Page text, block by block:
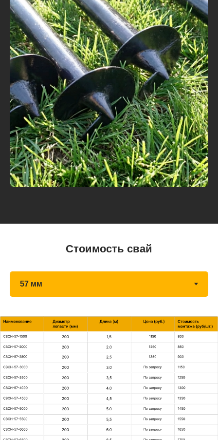
Стоимость свай
*Цены на монтаж действуют от12 свай;
*Доставка рассчитывается отдельно
ЗАКАЗАТЬ
Доставка рассчитывается отдельно
ЗАКАЗАТЬ